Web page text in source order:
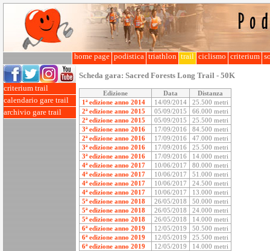
home page podistica triathlon trail ciclismo criterium
criterium trail
calendario gare trail
archivio gare trail
Scheda gara: Sacred Forests Long Trail - 50K
Edizione Data
Distanza
1ª edizione anno 2014
14/09/2014
25.500 metri
2ª edizione anno 2015
05/09/2015
66.000 metri
2ª edizione anno 2015
05/09/2015
25.500 metri
3ª edizione anno 2016
17/09/2016
84.500 metri
2ª edizione anno 2016
17/09/2016
47.000 metri
3ª edizione anno 2016
17/09/2016
25.500 metri
3ª edizione anno 2016
17/09/2016
14.000 metri
4ª edizione anno 2017
10/06/2017
80.000 metri
4ª edizione anno 2017
10/06/2017
51.000 metri
4ª edizione anno 2017
10/06/2017
24.500 metri
4ª edizione anno 2017
10/06/2017
13.000 metri
5ª edizione anno 2018
26/05/2018
50.000 metri
5ª edizione anno 2018
26/05/2018
24.000 metri
5ª edizione anno 2018
26/05/2018
14.000 metri
6ª edizione anno 2019
12/05/2019
50.500 metri
6ª edizione anno 2019
12/05/2019
25.500 metri
6ª edizione anno 2019
12/05/2019
14.000 metri